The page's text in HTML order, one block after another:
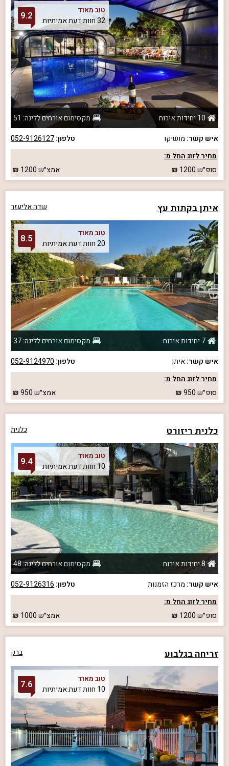
טוב מאוד
32 חוות דעת אמיתיות
9.2
10 יחידות אירוח
מקסימום אורחים ללינה: 51
איש קשר: מושיקו טלפון:052-9126127
מחיר לזוג החל מ:
סופ״ש1200 אמצ״ש1200
איתן בקתות עץ שדה אליעזר
טוב מאוד
20 חוות דעת אמיתיות
8.5
7 יחידות אירוח
מקסימום אורחים ללינה: 37
איש קשר:איתן טלפון: 052-9124970
מחיר לזוג החל מ:
סופ״ש950 אמצ״ש950
כלנית ריזורט כלנית
טוב מאוד
10 חוות דעת אמיתיות
9.4
8 יחידות אירוח
מקסימום אורחים ללינה: 48
איש קשר: מרכז הזמנות טלפון: 052-9126316
מחיר לזוג החל מ:
סופ״ש1200 אמצ״ש1000
זריחה בגלבוע ברק
טוב מאוד
10 חוות דעת אמיתיות
7.6